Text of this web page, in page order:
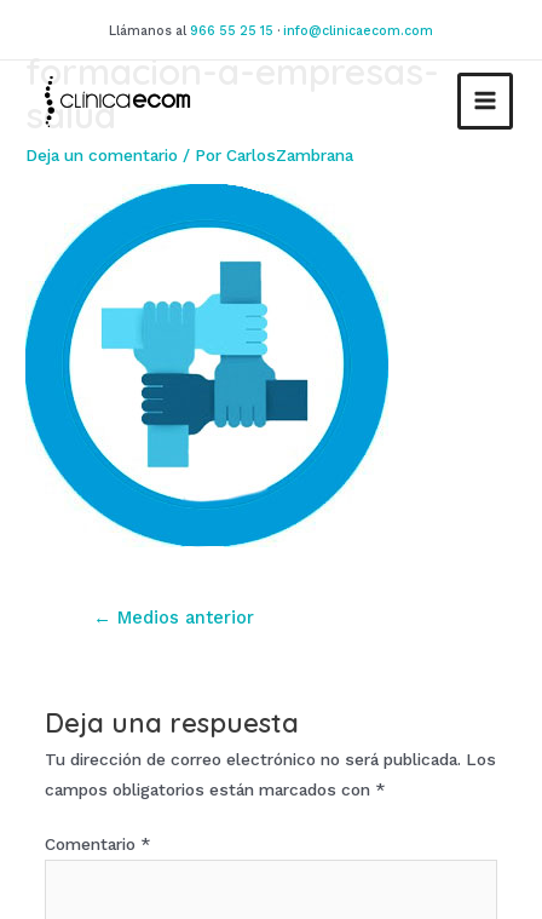
contenido
Llámanos al966 55 25 15 · info@clinicaecom.com
MAIN
formacion-a-empresas-
salud
Deja un comentario / PorCarlosZambrana
Navegación
← Medios anterior
Deja una respuesta
Tu dirección de correo electrónico no será publicada. Los
campos obligatorios están marcados con *
Comentario *